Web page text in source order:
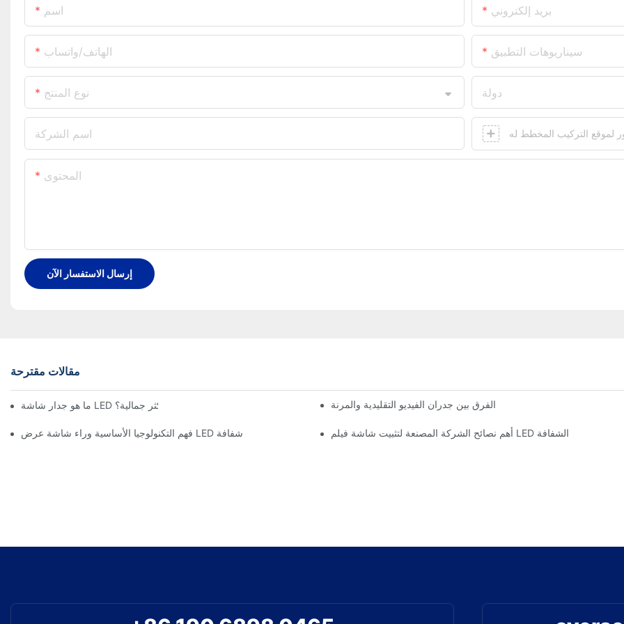
اسم بريد إلكتروني
الهاتف/واتساب سيناريوهات التطبيق
نوع المنتج دولة
اسم الشركة لموقع التركيب المخطط له
المحتوى
إرسال الاستفسار الآن
مقالات مقترحة
ما هو جدار شاشة LED المرن الأكثر جمالية؟ الفرق بين جدران الفيديو التقليدية والمرنة
فهم التكنولوجيا الأساسية وراء شاشة عرض LED شفافة أهم نصائح الشركة المصنعة لتثبيت شاشة فيلم LED الشفافة